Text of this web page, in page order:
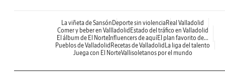
La viñeta de Sansón Deporte sin violencia Real Valladolid
Comer y beber en Vallladolid Estado del tráfico en Valladolid
El álbum de El NorteInfluencers de aquíEl plan favorito de...
Pueblos de Valladolid Recetas de Valladolid La liga del talento
Juega con El NorteVallisoletanos por el mundo